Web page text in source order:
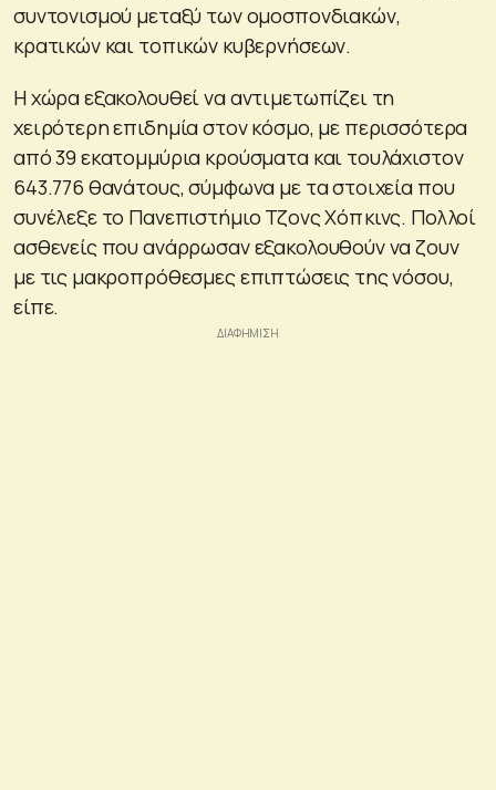
συντονισμού μεταξύ των ομοσπονδιακών,
κρατικών και τοπικών κυβερνήσεων.
Η χώρα εξακολουθεί να αντιμετωπίζει τη
χειρότερη επιδημία στον κόσμο, με περισσότερα
από 39 εκατομμύρια κρούσματα και τουλάχιστον
643.776 θανάτους, σύμφωνα με τα στοιχεία που
συνέλεξε το Πανεπιστήμιο Τζονς Χόπκινς. Πολλοί
ασθενείς που ανάρρωσαν εξακολουθούν να ζουν
με τις μακροπρόθεσμες επιπτώσεις της νόσου,
είπε.